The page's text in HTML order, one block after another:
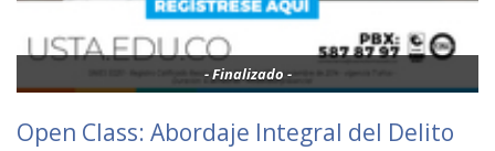
- Finalizado -
Open Class: Abordaje Integral del Delito